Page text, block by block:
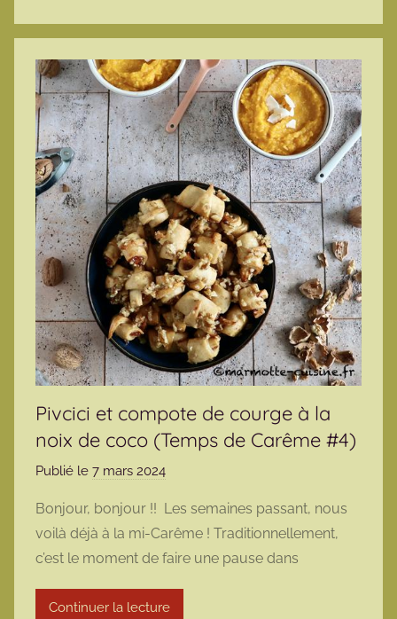
Pivcici et compote de courge à la
noix de coco (Temps de Carême #4)
Publié le 7 mars 2024
r
m
a
r
m
Bonjour, bonjour !! Les semaines passant, nous
voilà déjà à la mi-Carême ! Traditionnellement,
c’est le moment de faire une pause dans
Continuer la lecture